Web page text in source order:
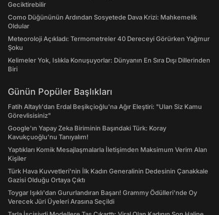
Geciktirebilir
Como Düğününün Ardından Sosyetede Dava Krizi: Mahkemelik
Oldular
Meteoroloji Açıkladı: Termometreler 40 Dereceyi Görürken Yağmur
Şoku
Kelimeler Yok, Islıkla Konuşuyorlar: Dünyanın En Sıra Dışı Dillerinden
Biri
Günün Popüler Başlıkları
Fatih Altaylı'dan Erdal Beşikçioğlu'na Ağır Eleştiri: "Ulan Siz Kamu
Görevlisisiniz"
Google'ın Yapay Zeka Biriminin Başındaki Türk: Koray
Kavukçuoğlu'nu Tanıyalım!
Yaptıkları Komik Mesajlaşmalarla İletişimden Maksimum Verim Alan
Kişiler
Türk Hava Kuvvetleri'nin İlk Kadın Generalinin Dedesinin Çanakkale
Gazisi Olduğu Ortaya Çıktı
Toygar Işıklı'dan Gururlandıran Başarı! Grammy Ödülleri'nde Oy
Verecek Jüri Üyeleri Arasına Seçildi